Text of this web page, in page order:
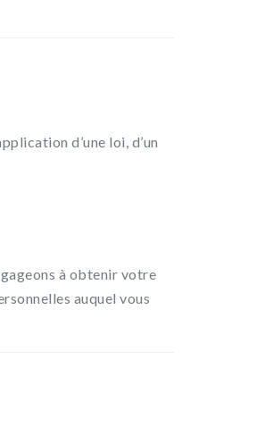
d’une loi, d’un
à obtenir votre
auquel vous